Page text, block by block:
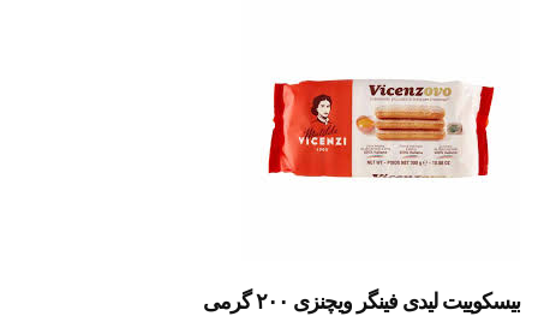
بیسکوییت لیدی فینگر ویچنزی ۲۰۰ گرمی